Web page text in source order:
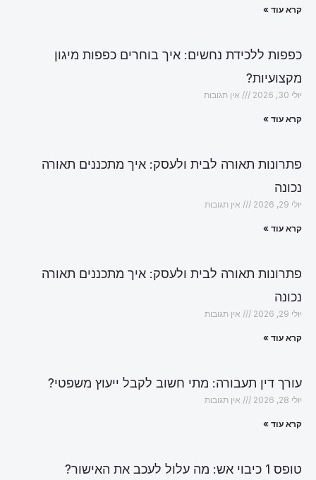
קרא עוד »
כפפות ללכידת נחשים: איך בוחרים כפפות מיגון
מקצועיות?
יולי 30, 2026 אין תגובות
קרא עוד »
פתרונות תאורה לבית ולעסק: איך מתכננים תאורה
נכונה
יולי 29, 2026 אין תגובות
קרא עוד »
פתרונות תאורה לבית ולעסק: איך מתכננים תאורה
נכונה
יולי 29, 2026 אין תגובות
קרא עוד »
עורך דין תעבורה: מתי חשוב לקבל ייעוץ משפטי?
יולי 28, 2026 אין תגובות
קרא עוד »
טופס 1 כיבוי אש: מה עלול לעכב את האישור?